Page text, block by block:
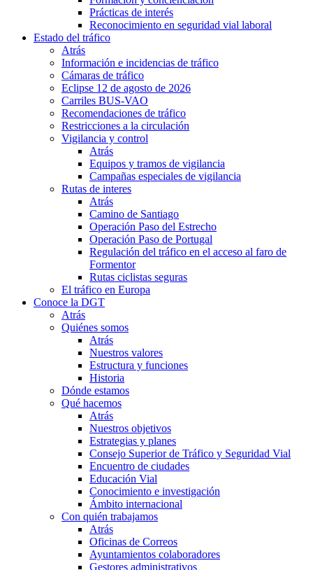
Prácticas de interés
Reconocimiento en seguridad vial laboral
Estado del tráfico
Atrás
Información e incidencias de tráfico
Cámaras de tráfico
Eclipse 12 de agosto de 2026
Carriles BUS-VAO
Recomendaciones de tráfico
Restricciones a la circulación
Vigilancia y control
Atrás
Equipos y tramos de vigilancia
Campañas especiales de vigilancia
Rutas de interes
Atrás
Camino de Santiago
Operación Paso del Estrecho
Operación Paso de Portugal
Regulación del tráfico en el acceso al faro de
Formentor
Rutas ciclistas seguras
El tráfico en Europa
Conoce la DGT
Atrás
Quiénes somos
Atrás
Nuestros valores
Estructura y funciones
Historia
Dónde estamos
Qué hacemos
Atrás
Nuestros objetivos
Estrategias y planes
Consejo Superior de Tráfico y Seguridad Vial
Encuentro de ciudades
Educación Vial
Conocimiento e investigación
Ámbito internacional
Con quién trabajamos
Atrás
Oficinas de Correos
Ayuntamientos colaboradores
Gestores administrativos